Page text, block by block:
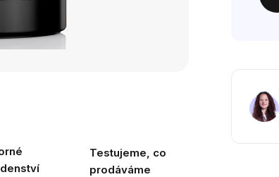
Testujeme, co
prodáváme